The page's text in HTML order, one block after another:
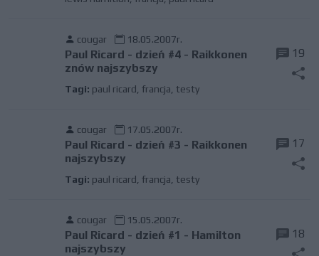
cougar 18.05.2007r.
Paul Ricard - dzień #4 - Raikkonen
znów najszybszy
Tagi: paul ricard francja testy
19
cougar 17.05.2007r.
Paul Ricard - dzień #3 - Raikkonen
najszybszy
Tagi: paul ricard francja testy
17
cougar 15.05.2007r.
Paul Ricard - dzień #1 - Hamilton
najszybszy
18